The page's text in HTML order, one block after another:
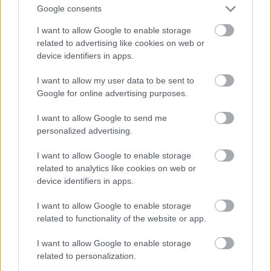
Google consents
I want to allow Google to enable storage
related to advertising like cookies on web or
device identifiers in apps.
I want to allow my user data to be sent to
Google for online advertising purposes.
I want to allow Google to send me
personalized advertising.
I want to allow Google to enable storage
related to analytics like cookies on web or
device identifiers in apps.
I want to allow Google to enable storage
related to functionality of the website or app.
I want to allow Google to enable storage
related to personalization.
Charles, D. "Top Five Myths Of Genetically Modified
Seeds, Busted."The Salt.National Public Radio, 18
Oct. 2012. Web. 2 Aug. 2014.
http://www.npr.org/blogs/thesalt/2012/10/18/
five-myths-of-genetically-modified-seeds-busted
Biology Fortified, 2 Jul. 2014. Web. 2 Aug. 2014.
http://www.biofortified.org/resources/genetic-
EPA. "Major Crops Grown in the United States."
U.S. Environmental Protection Agency, 11 Apr.
http://www.epa.gov/oecaagct/ag101/cropmajor.html
Harmon, A. "A Race to Save the Orange by Altering Its
DNA." The New York Times.28 Jul. 2013, Volume 162,
Number 56,211: 1, 16-17.